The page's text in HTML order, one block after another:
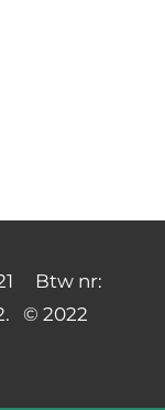
21 Btw nr:
© 2022